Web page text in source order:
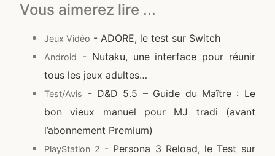
Vous aimerez lire ...
Jeux Vidéo - ADORE, le test sur Switch
Android
- Nutaku, une interface pour réunir
tous les jeux adultes…
Test/Avis
- D&D 5.5 – Guide du Maître : Le
bon vieux manuel pour MJ tradi (avant
l’abonnement Premium)
PlayStation 2 - Persona 3 Reload, le Test sur